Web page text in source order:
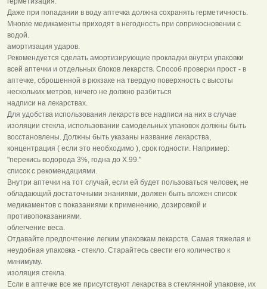
Даже при попадании в воду аптечка должна сохранять герметичность.
Многие медикаменты приходят в негодность при соприкосновении с
водой.
амортизация ударов.
Рекомендуется сделать амортизирующие прокладки внутри упаковки
всей аптечки и отдельных блоков лекарств. Способ проверки прост - в
аптечке, сброшенной в рюкзаке на твердую поверхность с высоты
нескольких метров, ничего не должно разбиться
надписи на лекарствах.
Для удобства использования лекарств все надписи на них в случае
изоляции стекла, использовании самодельных упаковок должны быть
восстановлены. Должны быть указаны название лекарства,
концентрация ( если это необходимо ), срок годности. Например:
"перекись водорода 3%, годна до Х.99."
список с рекомендациями.
Внутри аптечки на тот случай, если ей будет пользоваться человек, не
обладающий достаточными знаниями, должен быть вложен список
медикаментов с показаниями к применению, дозировкой и
противопоказаниями.
облегчение веса.
Отдавайте предпочтение легким упаковкам лекарств. Самая тяжелая и
неудобная упаковка - стекло. Старайтесь свести его количество к
минимуму.
изоляция стекла.
Если в аптечке все же присутствуют лекарства в стеклянной упаковке, их